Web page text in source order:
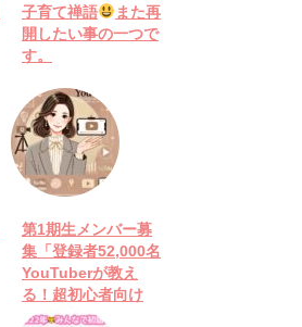
子育て禅語
また再
開したい事の一つで
す。
第1期生メンバー募
集「登録者52,000名
YouTuberが教え
る！超初心者向け
YouTube入門」教室